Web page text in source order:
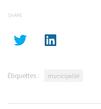
SHARE
Étiquettes : municipalité